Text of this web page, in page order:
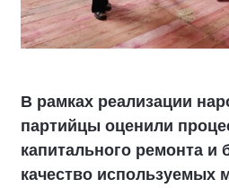
В рамках реализации
партийцы оценили
капитального ремонта и
качество используемых